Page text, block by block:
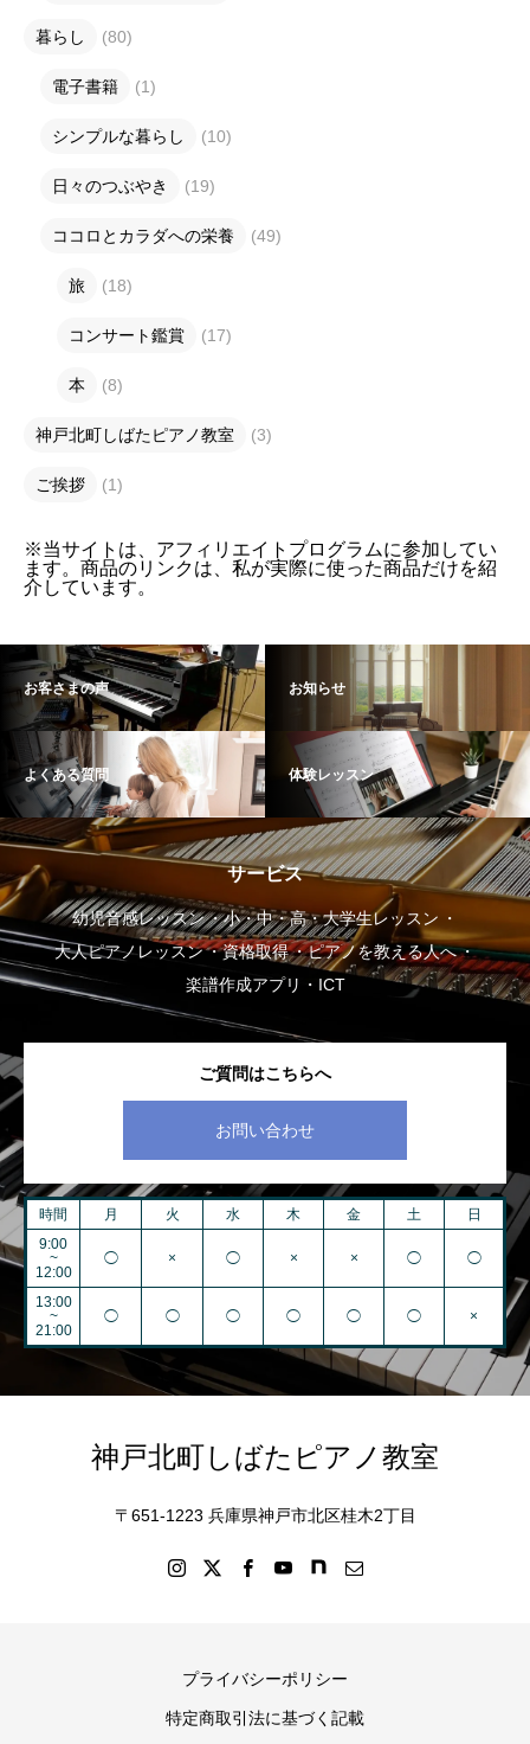
暮らし (80)
電子書籍 (1)
シンプルな暮らし (10)
日々のつぶやき (19)
ココロとカラダへの栄養 (49)
旅 (18)
コンサート鑑賞 (17)
本 (8)
神戸北町しばたピアノ教室 (3)
ご挨拶 (1)
※当サイトは、アフィリエイトプログラムに参加してい
ます。商品のリンクは、私が実際に使った商品だけを紹
介しています。
お客さまの声 お知らせ
よくある質問 体験レッスン
サービス
幼児音感レッスン
小・中・高・大学生レッスン
大人ピアノレッスン
資格取得
ピアノを教える人へ
楽譜作成アプリ・ICT
ご質問はこちらへ
お問い合わせ
時間 月 火 水 木 金 土
日
9:00
~
12:00
◯ × ◯ × × ◯ ◯
13:00
~
21:00
◯ ◯ ◯ ◯ ◯ ◯ ×
神戸北町しばたピアノ教室
〒651-1223 兵庫県神戸市北区桂木2丁目
プライバシーポリシー
特定商取引法に基づく記載